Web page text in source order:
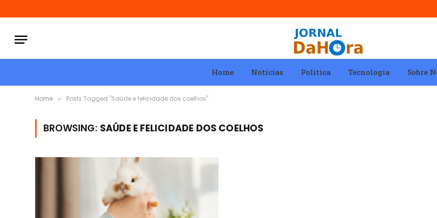
Home Notícias Política Tecnologia Sobre
Home » Posts Tagged "Saúde e felicidade dos coelhos"
BROWSING: SAÚDE E FELICIDADE DOS COELHOS